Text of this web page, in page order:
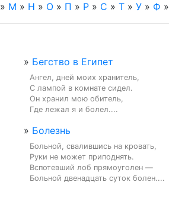
» М » Н » О » П » Р » С » Т » У » Ф »
» Бегство в Египет
Ангел, дней моих хранитель,
С лампой в комнате сидел.
Он хранил мою обитель,
Где лежал я и болел....
» Болезнь
Больной, свалившись на кровать,
Руки не может приподнять.
Вспотевший лоб прямоуголен —
Больной двенадцать суток болен....